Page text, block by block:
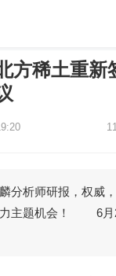
方稀土重新
析师研报，权威，
力主题机会！ 6月